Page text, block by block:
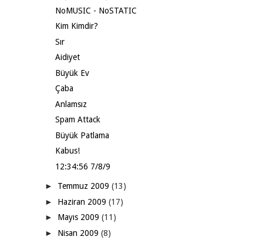
NoMUSIC - NoSTATIC
Kim Kimdir?
Sır
Aidiyet
Büyük Ev
Çaba
Anlamsız
Spam Attack
Büyük Patlama
Kabus!
12:34:56 7/8/9
► Temmuz 2009 (13)
► Haziran 2009 (17)
► Mayıs 2009 (11)
► Nisan 2009 (8)